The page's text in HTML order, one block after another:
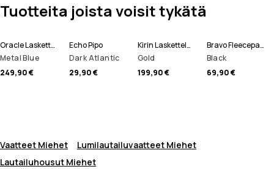
Tuotteita joista voisit tykätä
Oracle Laskettelutakki Miehet
Metal Blue
249,90 €
Echo Pipo
Dark Atlantic
29,90 €
Kirin Lasketteluhousut Miehet
Gold
199,90 €
Bravo Fleecepaita Miehet
Black
69,90 €
Vaatteet Miehet
Lumilautailuvaatteet Miehet
Lautailuhousut Miehet